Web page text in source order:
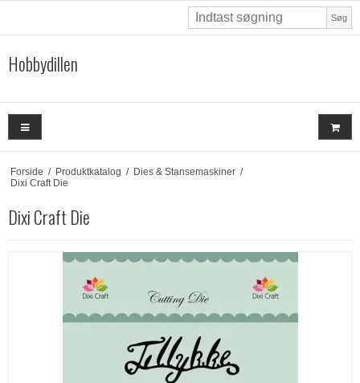
Søg
Hobbydillen
Forside / Produktkatalog / Dies & Stansemaskiner /
Dixi Craft Die
Dixi Craft Die